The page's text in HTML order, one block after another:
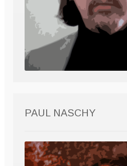
PAUL NASCHY